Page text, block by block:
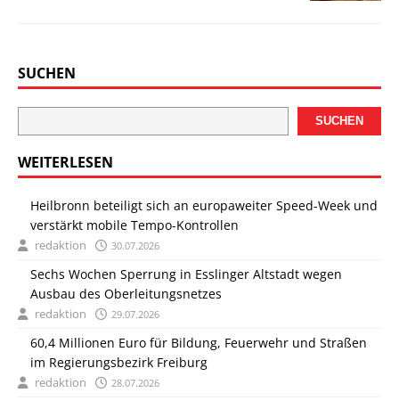
SUCHEN
SUCHEN
WEITERLESEN
Heilbronn beteiligt sich an europaweiter Speed-Week und
verstärkt mobile Tempo-Kontrollen
redaktion 30.07.2026
Sechs Wochen Sperrung in Esslinger Altstadt wegen
Ausbau des Oberleitungsnetzes
redaktion 29.07.2026
60,4 Millionen Euro für Bildung, Feuerwehr und Straßen
im Regierungsbezirk Freiburg
redaktion 28.07.2026